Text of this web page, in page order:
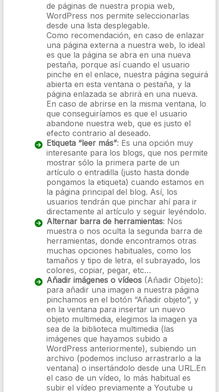
de páginas de nuestra propia web,
WordPress nos permite seleccionarlas
desde una lista desplegable.
Como recomendación, en caso de enlazar
una página externa a nuestra web, lo ideal
es que la página se abra en una nueva
pestaña, porque así cuando el usuario
pinche en el enlace, nuestra página seguirá
abierta en esta ventana o pestaña, y la
página enlazada se abrirá en una nueva.
En caso de abrirse en la misma ventana, lo
que conseguiríamos es que el usuario
abandone nuestra web, que es justo el
efecto contrario al deseado.
Etiqueta “leer más”: Es una opción muy
interesante para los blogs, que nos permite
mostrar sólo la primera parte de un
artículo o entradilla (justo hasta donde
pongamos la etiqueta) cuando estamos en
la página principal del blog. Así, los
usuarios tendrán que pinchar ahí para ir
directamente al artículo y seguir leyéndolo.
Alternar barra de herramientas: Nos
muestra o nos oculta la segunda barra de
herramientas, donde encontramos otras
muchas opciones habituales, como los
tamaños y tipo de letra, el subrayado, los
colores, copiar, pegar, etc…
Añadir imágenes o vídeos(Añadir Objeto):
para añadir una imagen a nuestra página
pinchamos en el botón “Añadir objeto”, y
en la ventana para insertar un nuevo
objeto multimedia, elegimos la imagen ya
sea de la biblioteca multimedia (las
imágenes que hayamos subido a
WordPress anteriormente), subiendo un
archivo (podemos incluso arrastrarlo a la
ventana) o insertándolo desde una URL.En
el caso de un vídeo, lo más habitual es
subir el vídeo previamente a Youtube u